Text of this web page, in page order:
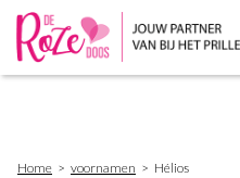
Home voornamen Hélios